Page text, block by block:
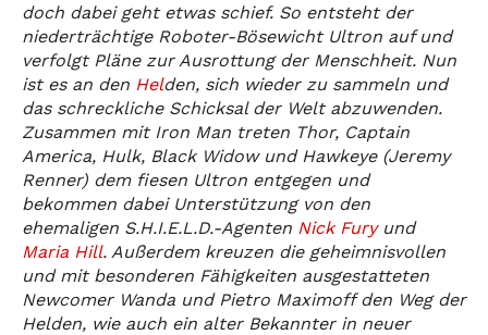
doch dabei geht etwas schief. So entsteht der
niederträchtige Roboter-Bösewicht Ultron auf und
verfolgt Pläne zur Ausrottung der Menschheit. Nun
ist es an den Helden, sich wieder zu sammeln und
das schreckliche Schicksal der Welt abzuwenden.
Zusammen mit Iron Man treten Thor, Captain
America, Hulk, Black Widow und Hawkeye (Jeremy
Renner) dem fiesen Ultron entgegen und
bekommen dabei Unterstützung von den
ehemaligen S.H.I.E.L.D.-Agenten Nick Furyund
Maria Hill. Außerdem kreuzen die geheimnisvollen
und mit besonderen Fähigkeiten ausgestatteten
Newcomer Wanda und Pietro Maximoff den Weg der
Helden, wie auch ein alter Bekannter in neuer